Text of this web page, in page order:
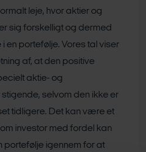
leje, hvor aktier og
sig forskelligt og dermed
en portefølje. Vores tal viser
af, at den positive
aktie- og
selvom den ikke er
tidligere. Det kan være et
investor med fordel kan
portefølje igennem for at